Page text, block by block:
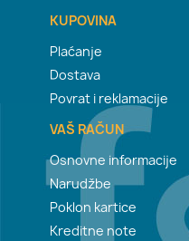
KUPOVINA
Plaćanje
Dostava
Povrat i reklamacije
VAŠ RAČUN
Osnovne informacije
Narudžbe
Poklon kartice
Kreditne note